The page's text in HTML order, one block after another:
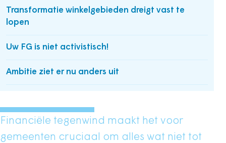
Transformatie winkelgebieden dreigt vast te
lopen
Uw FG is niet activistisch!
Ambitie ziet er nu anders uit
Financiële tegenwind maakt het voor
gemeenten cruciaal om alles wat niet tot